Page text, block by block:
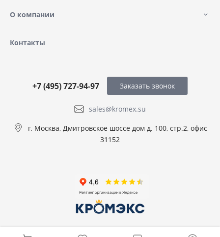
О компании
Контакты
sales@kromex.su
+7 (495) 727-94-97
г. Москва, Дмитровское шоссе дом д. 100, стр.2, офис
31152
Заказать звонок
© 2026 ООО КРОМЭКС, Все права защищены